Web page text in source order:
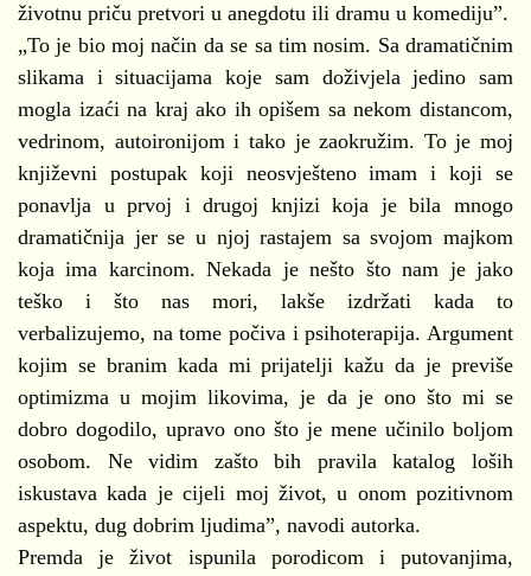
životnu priču pretvori u anegdotu ili dramu u komediju”.
„To je bio moj način da se sa tim nosim. Sa dramatičnim
slikama i situacijama koje sam doživjela jedino sam
mogla izaći na kraj ako ih opišem sa nekom distancom,
vedrinom, autoironijom i tako je zaokružim. To je moj
književni postupak koji neosvješteno imam i koji se
ponavlja u prvoj i drugoj knjizi koja je bila mnogo
dramatičnija jer se u njoj rastajem sa svojom majkom
koja ima karcinom. Nekada je nešto što nam je jako
teško i što nas mori, lakše izdržati kada to
verbalizujemo, na tome počiva i psihoterapija. Argument
kojim se branim kada mi prijatelji kažu da je previše
optimizma u mojim likovima, je da je ono što mi se
dobro dogodilo, upravo ono što je mene učinilo boljom
osobom. Ne vidim zašto bih pravila katalog loših
iskustava kada je cijeli moj život, u onom pozitivnom
aspektu, dug dobrim ljudima”, navodi autorka.
Premda je život ispunila porodicom i putovanjima,